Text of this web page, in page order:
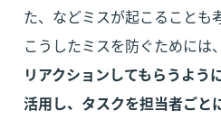
た、などミスが起こることも
こうしたミスを防ぐためには、
リアクションしてもらうよう
活用し、タスクを担当者ごと